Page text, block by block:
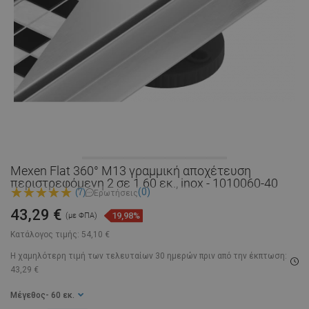
Mexen Flat 360° M13 γραμμική αποχέτευση
περιστρεφόμενη 2 σε 1 60 εκ., inox - 1010060-40
(7) Ερωτήσεις(0)
Κατάλογος τιμής: 54,10 €
43,29 € (με ΦΠΑ) 19,98%
Η χαμηλότερη τιμή των τελευταίων 30 ημερών πριν από την έκπτωση:
43,29 €
Μέγεθος - 60 εκ.